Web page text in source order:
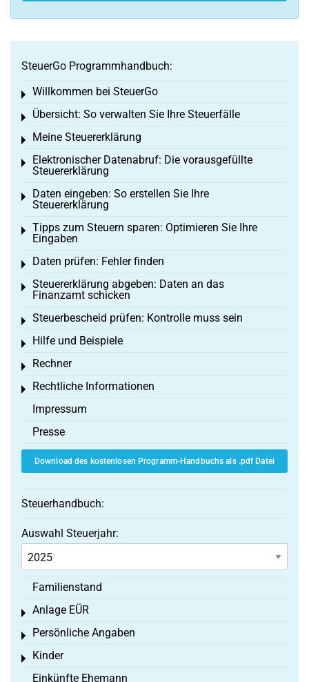
SteuerGo Programmhandbuch:
Willkommen bei SteuerGo
Toggle menu
Übersicht: So verwalten Sie Ihre Steuerfälle
Toggle menu
Meine Steuererklärung
Toggle menu
Elektronischer Datenabruf: Die vorausgefüllte
Steuererklärung
Toggle menu
Daten eingeben: So erstellen Sie Ihre
Steuererklärung
Toggle menu
Tipps zum Steuern sparen: Optimieren Sie Ihre
Eingaben
Toggle menu
Daten prüfen: Fehler finden
Toggle menu
Steuererklärung abgeben: Daten an das
Finanzamt schicken
Toggle menu
Steuerbescheid prüfen: Kontrolle muss sein
Toggle menu
Hilfe und Beispiele
Toggle menu
Rechner
Toggle menu
Rechtliche Informationen
Toggle menu
Impressum
Presse
Download des kostenlosen Programm-Handbuchs als .pdf Datei
Steuerhandbuch:
Auswahl Steuerjahr:
Familienstand
Anlage EÜR
Toggle menu
Persönliche Angaben
Toggle menu
Kinder
Toggle menu
Einkünfte Ehemann